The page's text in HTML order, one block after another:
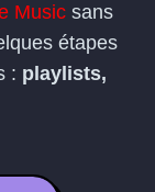
Musicsans
étapes
: playlists,